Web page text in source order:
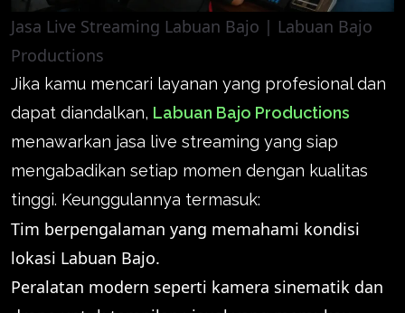
Jasa Live Streaming Labuan Bajo | Labuan Bajo
Productions
Jika kamu mencari layanan yang profesional dan
dapat diandalkan, Labuan Bajo Productions
menawarkan jasa live streaming yang siap
mengabadikan setiap momen dengan kualitas
tinggi. Keunggulannya termasuk:
Tim berpengalaman yang memahami kondisi
lokasi Labuan Bajo.
Peralatan modern seperti kamera sinematik dan